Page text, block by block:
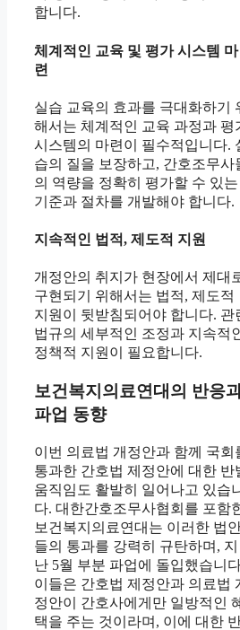
합니다.
체계적인 교육 및 평가 시스템 마
련
실습 교육의 효과를 극대화하기
해서는 체계적인 교육 과정과 평
시스템의 마련이 필수적입니다.
습의 질을 보장하고, 간호조무사
의 역량을 정확히 평가할 수 있는
기준과 절차를 개발해야 합니다.
지속적인 법적, 제도적 지원
개정안의 취지가 현장에서 제대
구현되기 위해서는 법적, 제도적
지원이 뒷받침되어야 합니다. 관
법규의 세부적인 조정과 지속적
정책적 지원이 필요합니다.
보건복지의료연대의 반응
파업 동향
이번 의료법 개정안과 함께 국회
통과한 간호법 제정안에 대한 반
움직임도 활발히 일어나고 있습니
다. 대한간호조무사협회를 포함
보건복지의료연대는 이러한 법
들의 통과를 강력히 규탄하며, 지
난 5월 부분 파업에 돌입했습니
이들은 간호법 제정안과 의료법
정안이 간호사에게만 일방적인 혜
택을 주는 것이라며, 이에 대한